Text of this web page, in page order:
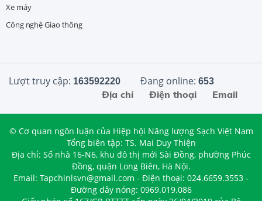
Xe máy
Công nghệ Giao thông
Lượt truy cập: 163592220 Đang online: 653
Email
Điện thoại
Địa chỉ
© Cơ quan ngôn luận của Hiệp hội Năng lượng Sạch Việt Nam
Tổng biên tập: TS. Mai Duy Thiện
Địa chỉ: Số nhà 16-N6, khu đô thị mới Sài Đồng, phường Phúc
Đồng, quận Long Biên, Hà Nội.
Email: Tapchinlsvn@gmail.com - Điện thoại: 024.6659.3553 -
Đường dây nóng: 0969.019.086